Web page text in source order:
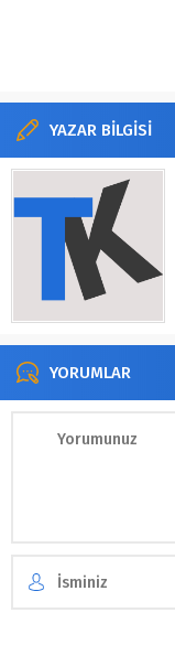
YAZAR BİLGİSİ
YORUMLAR